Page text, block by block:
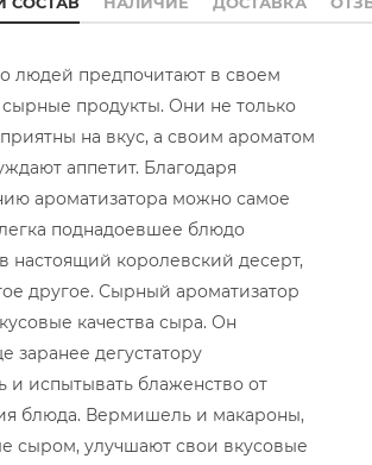
людей предпочитают в своем
продукты. Они не только
на вкус, а своим ароматом
аппетит. Благодаря
ароматизатора можно самое
поднадоевшее блюдо
настоящий королевский десерт,
другое. Сырный ароматизатор
качества сыра. Он
заранее дегустатору
и испытывать блаженство от
блюда. Вермишель и макароны,
сыром, улучшают свои вкусовые